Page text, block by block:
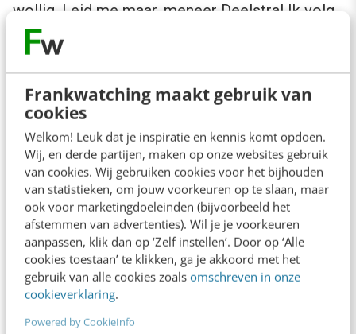
Frankwatching maakt gebruik van
cookies
Welkom! Leuk dat je inspiratie en kennis komt opdoen.
Wij, en derde partijen, maken op onze websites gebruik
van cookies. Wij gebruiken cookies voor het bijhouden
van statistieken, om jouw voorkeuren op te slaan, maar
ook voor marketingdoeleinden (bijvoorbeeld het
afstemmen van advertenties). Wil je je voorkeuren
aanpassen, klik dan op ‘Zelf instellen’. Door op ‘Alle
cookies toestaan’ te klikken, ga je akkoord met het
gebruik van alle cookies zoals omschreven in onze
cookieverklaring.
Powered by CookieInfo
wollig. Leid me maar, meneer Deelstra! Ik volg.
Wie nog meer?
Meer over het boek
Titel:Handboek
Zoekmachinemarketing
(4e editie)
Auteur:Keesjan Deelstra
Uitgever:Van Duuren
Media
Jaar:2010